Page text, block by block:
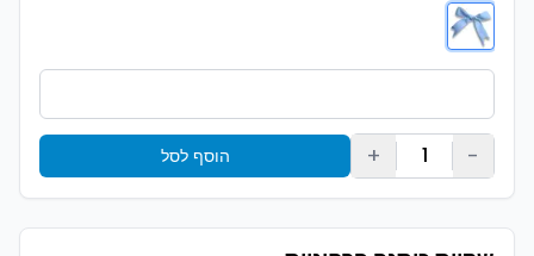
-
1
+ הוסף לסל